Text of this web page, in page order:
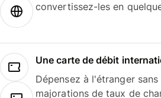
convertissez-les en
Une carte de débit
Dépensez à l'étranger
majorations de taux de